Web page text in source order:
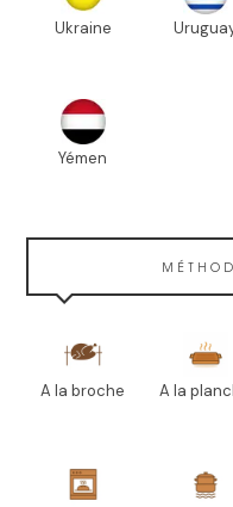
Ukraine
Yémen
A la broche A la